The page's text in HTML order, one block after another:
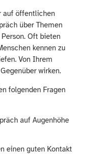
auf öffentlichen
über Themen
Oft bieten
kennen zu
Von Ihrem
wirken.
folgenden Fragen
auf Augenhöhe
einen guten Kontakt